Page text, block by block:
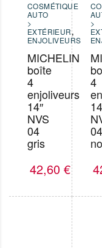
COSMÉTIQUE
AUTO
>
EXTÉRIEUR,
ENJOLIVEURS
MICHELIN
boîte
4
enjoliveurs
14″
NVS
04
gris
42,60 €
>
4
04